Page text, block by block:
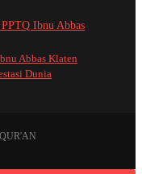
Abbas Klaten
Dunia